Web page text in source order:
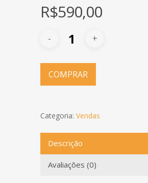
R$590,00
COMPRAR
Categoria: Vendas
Descrição
Avaliações (0)